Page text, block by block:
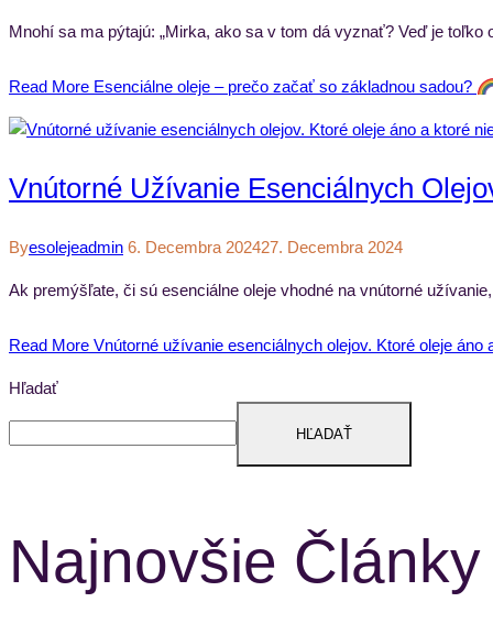
Mnohí sa ma pýtajú: „Mirka, ako sa v tom dá vyznať? Veď je
Read More Esenciálne oleje – prečo začať so základnou sadou?
Vnútorné Užívanie Esenciálnych
ByEsolejeadmin 6. Decembra 202427. Decembra 2024
Ak premýšľate, či sú esenciálne oleje vhodné na vnútorné
Read More Vnútorné užívanie esenciálnych olejov. Ktoré oleje
Hľadať
HĽADAŤ
Najnovšie Články